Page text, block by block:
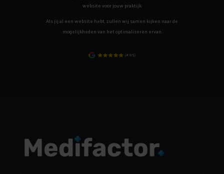
website voor jouw praktijk.
Als jij al een website hebt, zullen wij samen kijken naar de
mogelijkheden van het optimaliseren ervan.